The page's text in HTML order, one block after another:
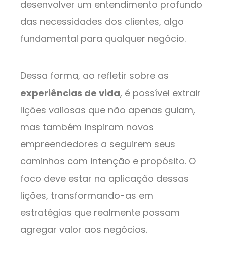
desenvolver um entendimento profundo
das necessidades dos clientes, algo
fundamental para qualquer negócio.
Dessa forma, ao refletir sobre as
experiências de vida, é possível extrair
lições valiosas que não apenas guiam,
mas também inspiram novos
empreendedores a seguirem seus
caminhos com intenção e propósito. O
foco deve estar na aplicação dessas
lições, transformando-as em
estratégias que realmente possam
agregar valor aos negócios.